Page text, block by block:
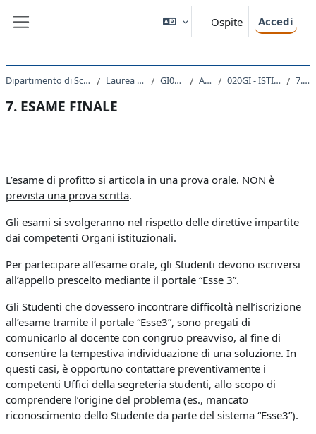
Ospite Accedi
Dipartimento di Scienze Giuridiche, del Linguaggio, dell`Interpretazione e della Traduzione Laurea Magistrale Ciclo Unico 5 anni GI01 - GIURISPRUDENZA A.A. 2021 - 2022 020GI - ISTITUZIONI DI DIRITTO PRIVATO II 2021 7. ESAME FINALE
7. ESAME FINALE
L’esame di profitto si articola in una prova orale. NON è
prevista una prova scritta.
Gli esami si svolgeranno nel rispetto delle direttive impartite
dai competenti Organi istituzionali.
Per partecipare all’esame orale, gli Studenti devono iscriversi
all’appello prescelto mediante il portale “Esse 3”.
Gli Studenti che dovessero incontrare difficoltà nell’iscrizione
all’esame tramite il portale “Esse3”, sono pregati di
comunicarlo al docente con congruo preavviso, al fine di
consentire la tempestiva individuazione di una soluzione. In
questi casi, è opportuno contattare preventivamente i
competenti Uffici della segreteria studenti, allo scopo di
comprendere l’origine del problema (es., mancato
riconoscimento dello Studente da parte del sistema “Esse3”).